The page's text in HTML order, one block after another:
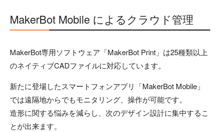
MakerBot Mobile によるクラウド管理
MakerBot専用ソフトウェア「MakerBot Print」は25種類以上
のネイティブCADファイルに対応しています。
新たに登場したスマートフォンアプリ「MakerBot Mobile」
では遠隔地からでもモニタリング、操作が可能です。
造形に関する悩みを減らし、次のデザイン設計に集中するこ
とが出来ます。